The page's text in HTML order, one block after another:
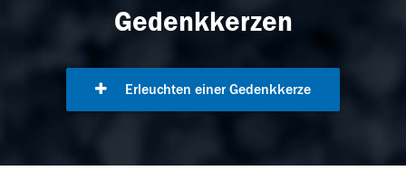
Gedenkkerzen
Erleuchten einer Gedenkkerze